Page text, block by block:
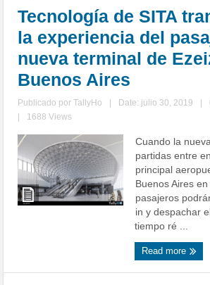
Tecnología de SITA
la experiencia del
nueva terminal de
Buenos Aires
Publicado porTallyHo Date: julio 30, 2019
1688 Views
Cuando la
partidas entre
principal
Buenos Aires
pasajeros
in y despachar
tiempo ré ...
Read more